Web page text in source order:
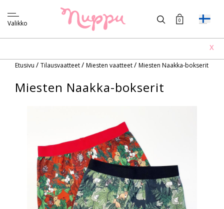
Valikko 0
X
Etusivu / Tilausvaatteet/ Miesten vaatteet/ Miesten Naakka-bokserit
Miesten Naakka-bokserit